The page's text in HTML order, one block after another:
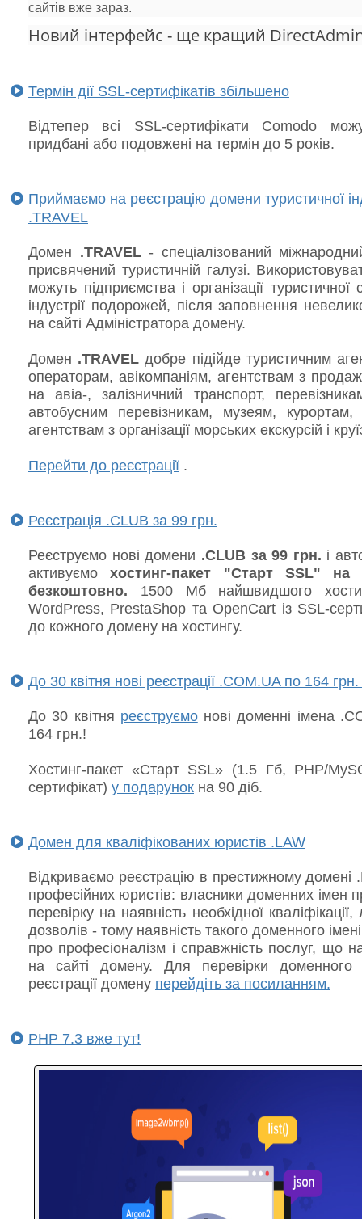
сайтів вже зараз.
Новий інтерфейс - ще кращий
Термін дії SSL-сертифікатів збільшено
Відтепер всі SSL-сертифікати Comodo
придбані або подовжені на термін до 5 років.
Приймаємо на реєстрацію домени туристичної
.TRAVEL
Домен .TRAVEL- спеціалізований
присвячений туристичній галузі.
можуть підприємства і організації
індустрії подорожей, після заповнення
на сайті Адміністратора домену.
Домен .TRAVEL добре підійде туристичним
операторам, авікомпаніям, агентствам з
на авіа-, залізничний транспорт,
автобусним перевізникам, музеям, курортам,
агентствам з організації морських екскурсій і
Перейти до реєстрації .
Реєстрація .CLUB за 99 грн.
Реєструємо нові домени .CLUB за 99 грн. і
активуємохостинг-пакет "Старт SSL" на
безкоштовно. 1500 Мб найшвидшого
WordPress, PrestaShop та OpenCart із SSL-
до кожного домену на хостингу.
До 30 квітня нові реєстрації .COM.UA по 164 грн.
До 30 квітня реєструємонові доменні імена
164 грн.!
Хостинг-пакет «Старт SSL» (1.5 Гб, PHP/
сертифікат) у подарунок на 90 діб.
Домен для кваліфікованих юристів .LAW
Відкриваємо реєстрацію в престижному домені
професійних юристів: власники доменних імен
перевірку на наявність необхідної кваліфікації,
дозволів - тому наявність такого доменного
про професіоналізм і справжність послуг, що
на сайті домену. Для перевірки доменного
реєстрації домену перейдіть за посиланням.
PHP 7.3 вже тут!